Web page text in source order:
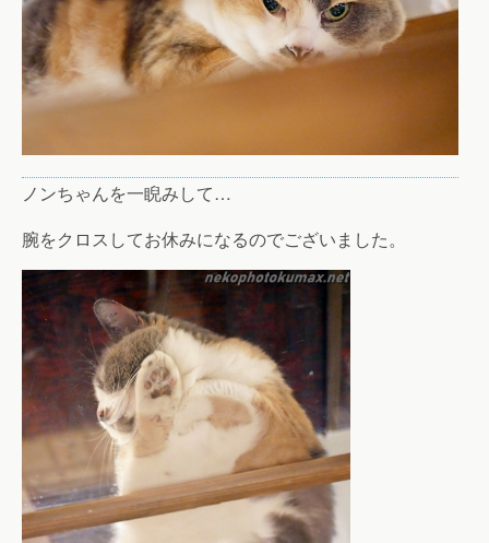
ノンちゃんを一睨みして…
腕をクロスしてお休みになるのでございました。